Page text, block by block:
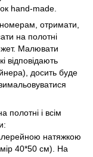
hand-made.
отримати,
на полотні
Малювати
відповідають
досить буде
полотні і всім
натяжкою
40*50 см). На